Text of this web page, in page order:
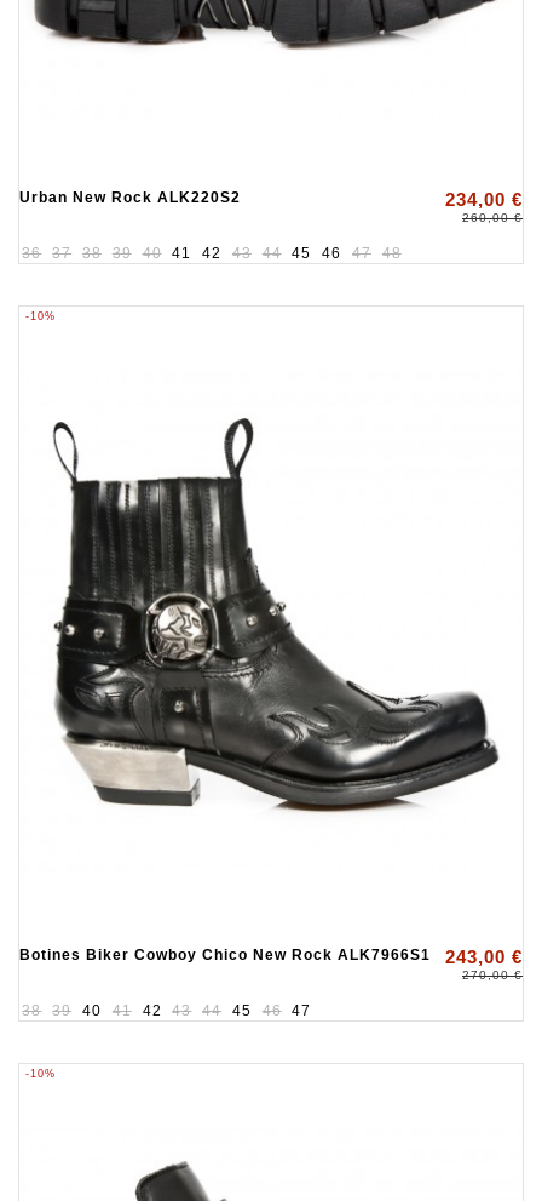
Urban New Rock ALK220S2 234,00 €
260,00 €
36 37 38 39 40 41 42 43 44 45 46 47 48
-10%
Botines Biker Cowboy Chico New Rock ALK7966S1 243,00 €
270,00 €
38 39 40 41 42 43 44 45 46 47
-10%